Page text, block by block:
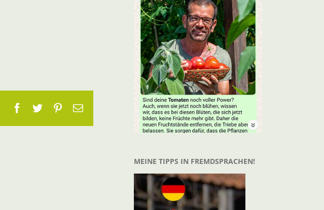
Facebook
TwitterPinterest
E-
MEINE TIPPS IN FREMDSPRACHEN!